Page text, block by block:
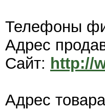
Телефоны
Адрес
Сайт: http://
Адрес